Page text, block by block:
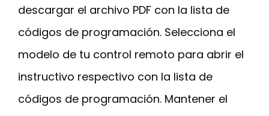
descargar el archivo PDF con la lista de
códigos de programación. Selecciona el
modelo de tu control remoto para abrir el
instructivo respectivo con la lista de
códigos de programación. Mantener el